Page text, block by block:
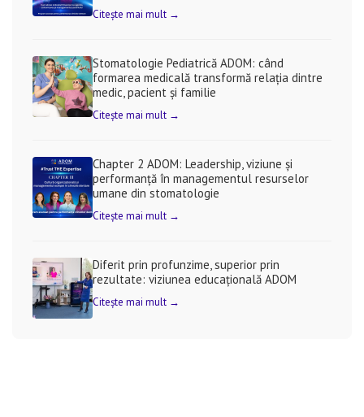
Citește mai mult →
Stomatologie Pediatrică ADOM: când
formarea medicală transformă relația dintre
medic, pacient și familie
Citește mai mult →
Chapter 2 ADOM: Leadership, viziune și
performanță în managementul resurselor
umane din stomatologie
Citește mai mult →
Diferit prin profunzime, superior prin
rezultate: viziunea educațională ADOM
Citește mai mult →